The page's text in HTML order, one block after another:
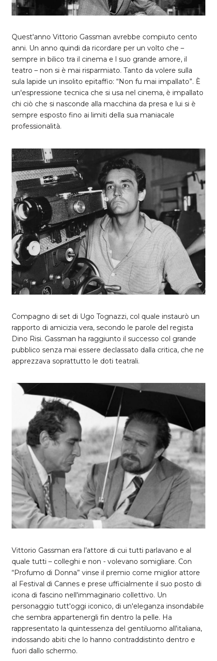
Quest'anno Vittorio Gassman avrebbe compiuto cento
anni. Un anno quindi da ricordare per un volto che –
sempre in bilico tra il cinema e l suo grande amore, il
teatro – non si è mai risparmiato. Tanto da volere sulla
sula lapide un insolito epitaffio: “Non fu mai impallato”. È
un'espressione tecnica che si usa nel cinema, è impallato
chi ciò che si nasconde alla macchina da presa e lui si è
sempre esposto fino ai limiti della sua maniacale
professionalità.
Compagno di set di Ugo Tognazzi, col quale instaurò un
rapporto di amicizia vera, secondo le parole del regista
Dino Risi. Gassman ha raggiunto il successo col grande
pubblico senza mai essere declassato dalla critica, che ne
apprezzava soprattutto le doti teatrali.
Vittorio Gassman era l’attore di cui tutti parlavano e al
quale tutti – colleghi e non - volevano somigliare. Con
“Profumo di Donna” vinse il premio come miglior attore
al Festival di Cannes e prese ufficialmente il suo posto di
icona di fascino nell'immaginario collettivo. Un
personaggio tutt'oggi iconico, di un'eleganza insondabile
che sembra appartenergli fin dentro la pelle. Ha
rappresentato la quintessenza del gentiluomo all'italiana,
indossando abiti che lo hanno contraddistinto dentro e
fuori dallo schermo.